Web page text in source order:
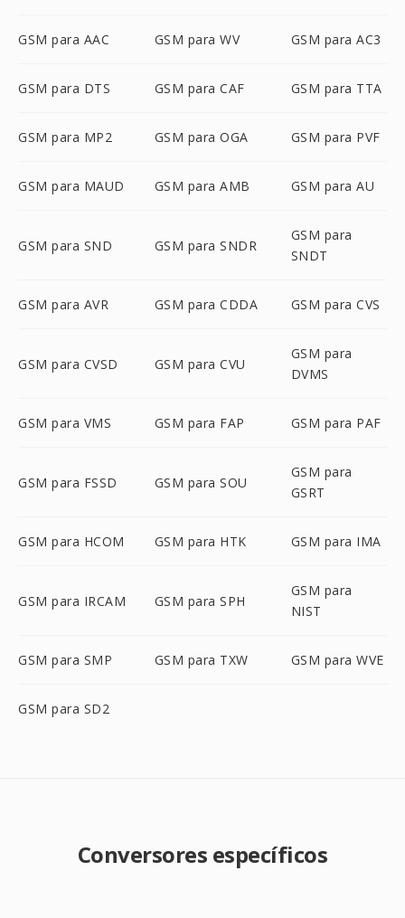
GSM para AAC GSM para WV GSM para AC3
GSM para DTS GSM para CAF GSM para TTA
GSM para MP2 GSM para OGA GSM para PVF
GSM para MAUD GSM para AMB GSM para AU
GSM para SND GSM para SNDR
GSM para
SNDT
GSM para AVR GSM para CDDA GSM para CVS
GSM para CVSD GSM para CVU
GSM para
DVMS
GSM para VMS GSM para FAP GSM para PAF
GSM para FSSD GSM para SOU
GSM para
GSRT
GSM para HCOM GSM para HTK GSM para IMA
GSM para IRCAM GSM para SPH
GSM para
NIST
GSM para SMP GSM para TXW GSM para WVE
GSM para SD2
Conversores específicos